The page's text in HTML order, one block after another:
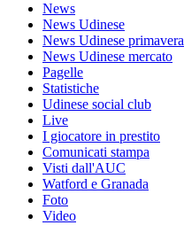
News
News Udinese
News Udinese primavera
News Udinese mercato
Pagelle
Statistiche
Udinese social club
Live
I giocatore in prestito
Comunicati stampa
Visti dall'AUC
Watford e Granada
Foto
Video